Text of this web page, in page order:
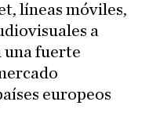
líneas móviles,
a
una fuerte
europeos